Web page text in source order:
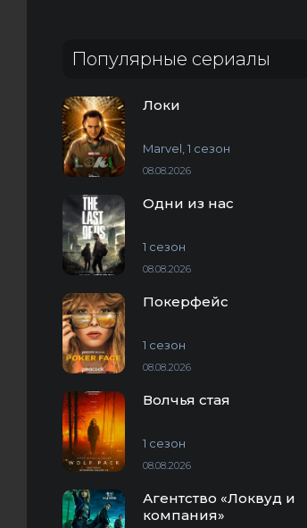
Популярные сериалы
Локи
Marvel, 1 сезон
08.08.2026
Одни из нас
1 сезон
08.08.2026
Покерфейс
1 сезон
08.08.2026
Волчья стая
1 сезон
08.08.2026
Агентство «Локвуд и
компания»